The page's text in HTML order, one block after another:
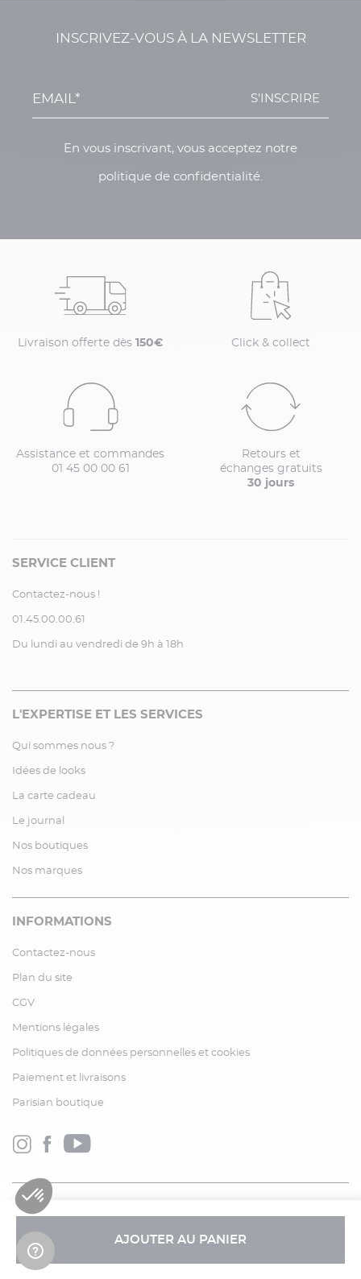
AJOUTER AU PANIER
INSCRIVEZ-VOUS À LA NEWSLETTER
S'INSCRIRE
En vous inscrivant, vous acceptez notre
politique de confidentialité.
Livraison offerte dès 150€ Click & collect
Assistance et commandes
01 45 00 00 61
Retours et
échanges gratuits
30 jours
SERVICE CLIENT
Contactez-nous !
01.45.00.00.61
Du lundi au vendredi de 9h à 18h
L'EXPERTISE ET LES SERVICES
Qui sommes nous ?
Idées de looks
La carte cadeau
Le journal
Nos boutiques
Nos marques
INFORMATIONS
Contactez-nous
Plan du site
CGV
Mentions légales
Politiques de données personnelles et cookies
Paiement et livraisons
Parisian boutique